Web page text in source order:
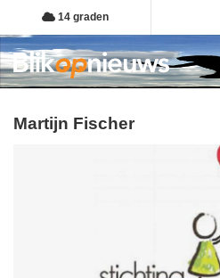
Overslaan
en
naar
de
gaan
14 graden
Martijn Fischer